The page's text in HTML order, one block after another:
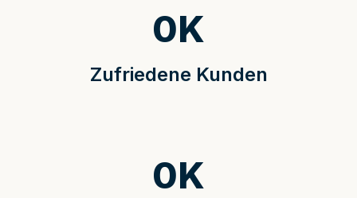
Zufriedene Kunden
0K
0K